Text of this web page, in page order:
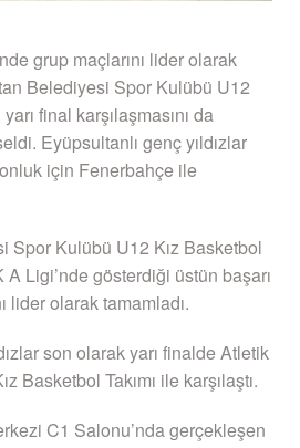
grup maçlarını lider olarak
Belediyesi Spor Kulübü U12
final karşılaşmasını da
Eyüpsultanlı genç yıldızlar
için Fenerbahçe ile
Spor Kulübü U12 Kız Basketbol
A Ligi’nde gösterdiği üstün başarı
lider olarak tamamladı.
son olarak yarı finalde Atletik
Basketbol Takımı ile karşılaştı.
C1 Salonu’nda gerçekleşen